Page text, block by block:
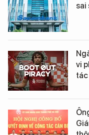
sai
vi
tác